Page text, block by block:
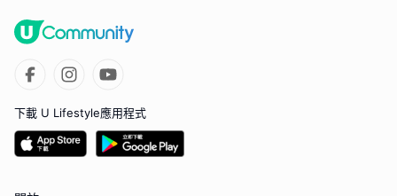
下載 U Lifestyle應用程式